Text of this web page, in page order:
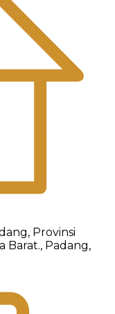
Provinsi
Barat., Padang,